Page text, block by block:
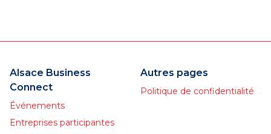
Alsace Business
Connect
Événements
Entreprises participantes
Autres pages
Politique de confidentialité